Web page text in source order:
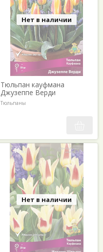
Нет в наличии
Тюльпан кауфмана
Джузеппе Верди
Тюльпаны
Нет в наличии